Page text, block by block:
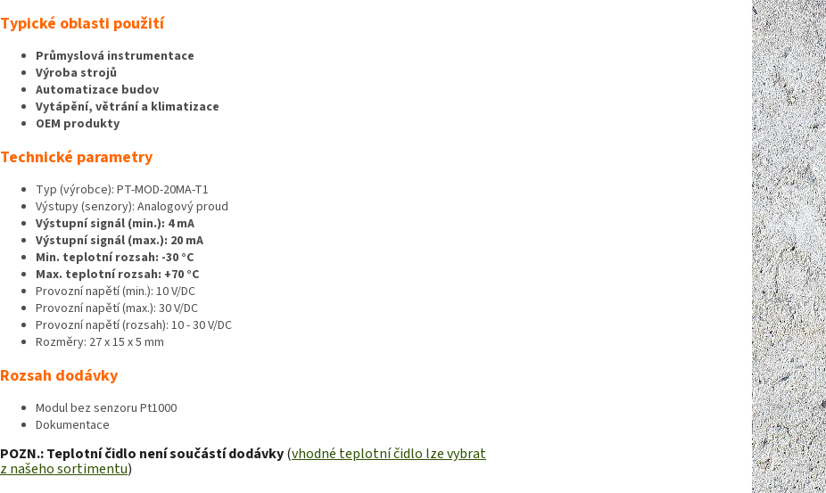
Typické oblasti použití
Průmyslová instrumentace
Výroba strojů
Automatizace budov
Vytápění, větrání a klimatizace
OEM produkty
Technické parametry
Typ (výrobce): PT-MOD-20MA-T1
Výstupy (senzory): Analogový proud
Výstupní signál (min.): 4 mA
Výstupní signál (max.): 20 mA
Min. teplotní rozsah: -30 °C
Max. teplotní rozsah: +70 °C
Provozní napětí (min.): 10 V/DC
Provozní napětí (max.): 30 V/DC
Provozní napětí (rozsah): 10 - 30 V/DC
Rozměry: 27 x 15 x 5 mm
Rozsah dodávky
Modul bez senzoru Pt1000
Dokumentace
POZN.: Teplotní čidlo není součástí dodávky(vhodné teplotní čidlo lze vybrat
z našeho sortimentu)